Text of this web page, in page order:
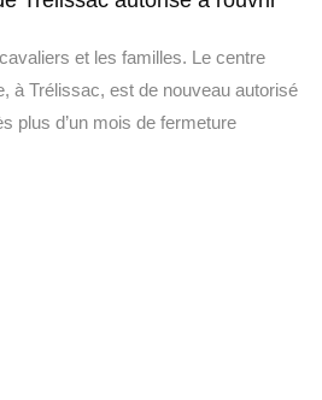
et les familles. Le centre
à Trélissac, est de nouveau autorisé
plus d’un mois de fermeture